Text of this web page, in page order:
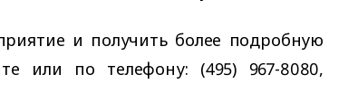
и получить более подробную
или по телефону: (495) 967-8080,